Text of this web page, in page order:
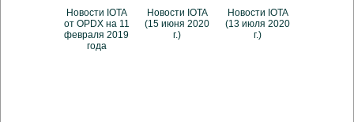
Новости IOTA
от OPDX на 11
февраля 2019
года
Новости IOTA
(15 июня 2020
г.)
Новости IOTA
(13 июля 2020
г.)